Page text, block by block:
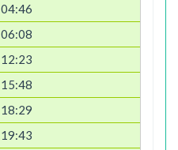
04:46
06:08
12:23
15:48
18:29
19:43